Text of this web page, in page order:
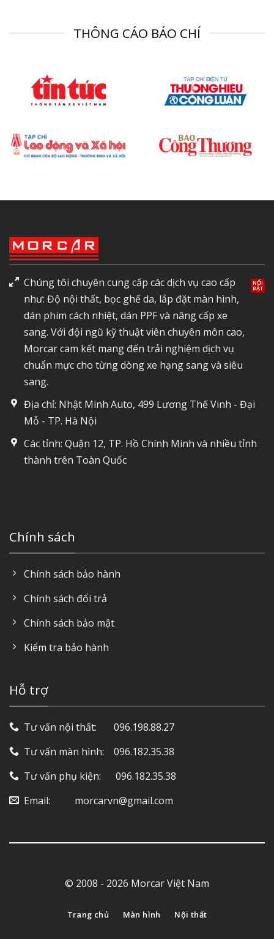
THÔNG CÁO BÁO CHÍ
Chúng tôi chuyên cung cấp các dịch vụ cao cấp
như: Độ nội thất, bọc ghế da, lắp đặt màn hình,
dán phim cách nhiệt, dán PPF và nâng cấp xe
sang. Với đội ngũ kỹ thuật viên chuyên môn cao,
Morcar cam kết mang đến trải nghiệm dịch vụ
chuẩn mực cho từng dòng xe hạng sang và siêu
sang.
Địa chỉ: Nhật Minh Auto, 499 Lương Thế Vinh - Đại
Mỗ - TP. Hà Nội
Các tỉnh: Quận 12, TP. Hồ Chính Minh và nhiều tỉnh
thành trên Toàn Quốc
Chính sách
Chính sách bảo hành
Chính sách đổi trả
Chính sách bảo mật
Kiểm tra bảo hành
Hỗ trợ
Tư vấn nội thất: ‎ ‎ ‎ ‎ ‎ ‎ 096.198.88.27
Tư vấn màn hình: ‎ ‎ ‎ 096.182.35.38
Tư vấn phụ kiện: ‎ ‎ ‎ ‎‎ ‎ 096.182.35.38
Email: ‎ ‎ ‎ ‎ ‎ ‎ ‎ ‎ ‎ morcarvn@gmail.com
© 2008 - 2026 Morcar Việt Nam
Trang chủ Màn hình Nội thất